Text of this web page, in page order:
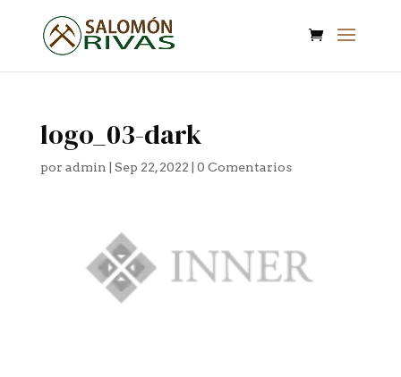
logo_03-dark
por admin Sep 22, 2022 0 Comentarios